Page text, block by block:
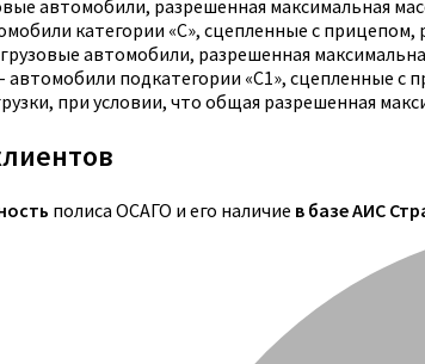
автомобили, разрешенная максимальная
категории «С», сцепленные с
автомобили, разрешенная
автомобили подкатегории «С1», сцепленные
при условии, что общая разрешенная
полиса ОСАГО и его наличие в базе АИС